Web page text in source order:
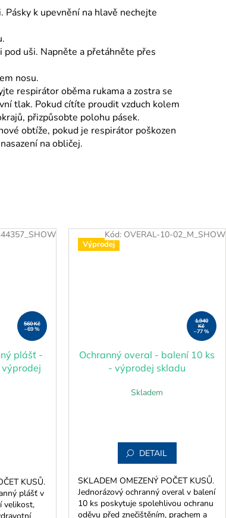
560 Kč
–69 %
plášť -
výprodej
KUSŮ.
plášť v
velikost,
Výprodej
1.940
Kč
–77 %
Ochranný overal - balení 10 ks
- výprodej skladu
Skladem
DETAIL
SKLADEM OMEZENÝ POČET KUSŮ.
Jednorázový ochranný overal v balení
10 ks poskytuje spolehlivou ochranu
oděvu před znečištěním, prachem a
Kód: OVERAL-10-02_M_SHOW
k upevnění na hlavě nechejte
uši. Napněte a přetáhněte přes
nosu.
respirátor oběma rukama a zostra se
tlak. Pokud cítíte proudit vzduch kolem
přizpůsobte polohu pásek.
obtíže, pokud je respirátor poškozen
na obličej.